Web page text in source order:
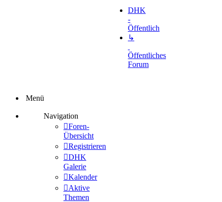
DHK
-
Öffentlich
↳
Öffentliches
Forum
Menü
Navigation
Foren-
Übersicht
Registrieren
DHK
Galerie
Kalender
Aktive
Themen